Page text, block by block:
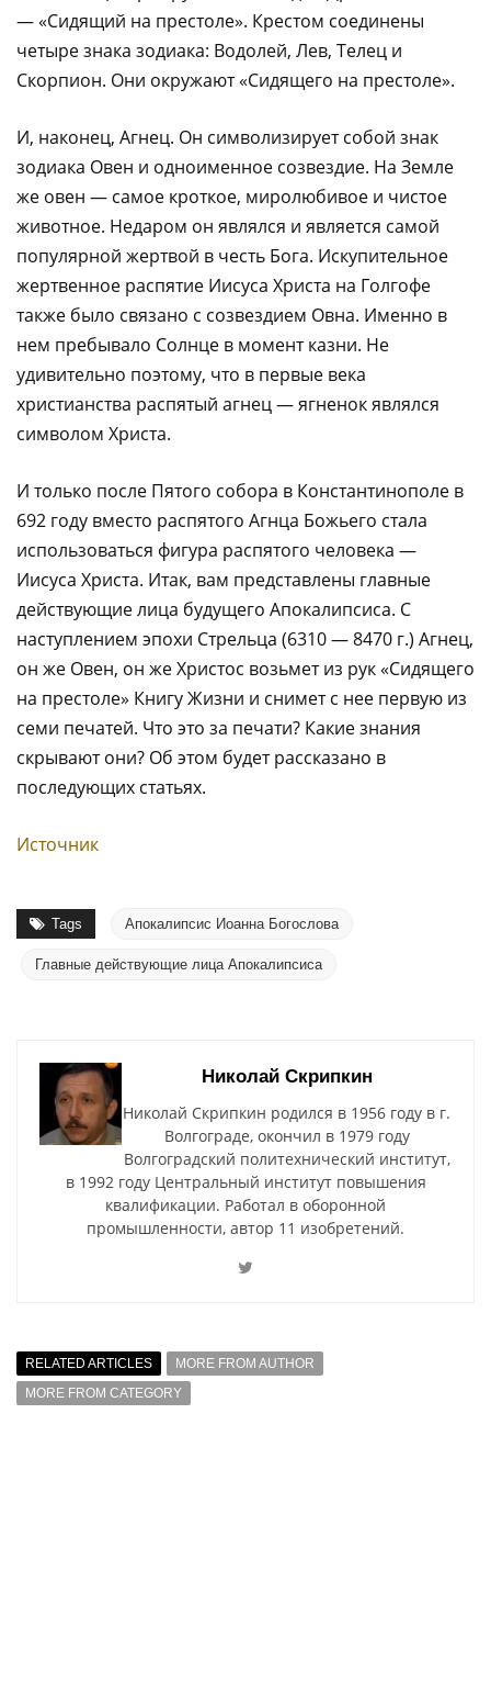
— «Сидящий на престоле». Крестом соединены
четыре знака зодиака: Водолей, Лев, Телец и
Скорпион. Они окружают «Сидящего на престоле».
И, наконец, Агнец. Он символизирует собой знак
зодиака Овен и одноименное созвездие. На Земле
же овен — самое кроткое, миролюбивое и чистое
животное. Недаром он являлся и является самой
популярной жертвой в честь Бога. Искупительное
жертвенное распятие Иисуса Христа на Голгофе
также было связано с созвездием Овна. Именно в
нем пребывало Солнце в момент казни. Не
удивительно поэтому, что в первые века
христианства распятый агнец — ягненок являлся
символом Христа.
И только после Пятого собора в Константинополе в
692 году вместо распятого Агнца Божьего стала
использоваться фигура распятого человека —
Иисуса Христа. Итак, вам представлены главные
действующие лица будущего Апокалипсиса. С
наступлением эпохи Стрельца (6310 — 8470 г.) Агнец,
он же Овен, он же Христос возьмет из рук «Сидящего
на престоле» Книгу Жизни и снимет с нее первую из
семи печатей. Что это за печати? Какие знания
скрывают они? Об этом будет рассказано в
последующих статьях.
Источник
Tags Апокалипсис Иоанна Богослова
Главные действующие лица Апокалипсиса
Николай Скрипкин
Николай Скрипкин родился в 1956 году в г.
Волгограде, окончил в 1979 году
Волгоградский политехнический институт,
в 1992 году Центральный институт повышения
квалификации. Работал в оборонной
промышленности, автор 11 изобретений.
RELATED ARTICLES
MORE FROM AUTHOR
MORE FROM CATEGORY